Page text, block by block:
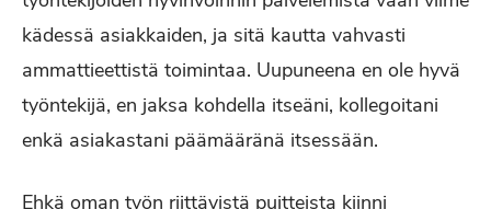
kädessä asiakkaiden, ja sitä kautta vahvasti
ammattieettistä toimintaa. Uupuneena en ole hyvä
työntekijä, en jaksa kohdella itseäni, kollegoitani
enkä asiakastani päämääränä itsessään.
Ehkä oman työn riittävistä puitteista kiinni